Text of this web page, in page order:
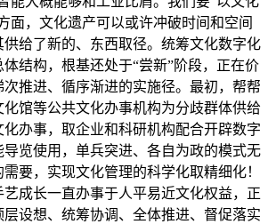
面，文化遗产可以或许冲破时间和空间
给了新的、东西取径。统筹文化数字化
结构，根基还处于“尝新”阶段，正在价
推进、循序渐进的实施径。最初，帮帮
馆等公共文化办事机构为分歧群体供给
化办事，取企业和科研机构配合开辟数字
览使用，单兵突进、各自为政的模式无
要，实现文化管理的科学化取精细化！
成长一直办事于人平易近文化权益，正
设想、统筹协调、全体推进、督促落实